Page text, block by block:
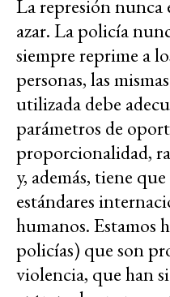
La represión nunca
azar. La policía
siempre reprime a
personas, las
utilizada debe
parámetros de
proporcionalidad,
y, además, tiene
estándares
humanos. Estamos
policías) que son
violencia, que han